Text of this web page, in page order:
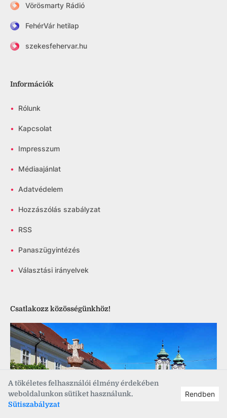
A tökéletes felhasználói élmény érdekében
weboldalunkon sütiket használunk.
Sütiszabályzat
Rendben
Vörösmarty Rádió
FehérVár hetilap
szekesfehervar.hu
Információk
• Rólunk
• Kapcsolat
• Impresszum
• Médiaajánlat
• Adatvédelem
• Hozzászólás szabályzat
• RSS
• Panaszügyintézés
• Választási irányelvek
Csatlakozz közösségünkhöz!